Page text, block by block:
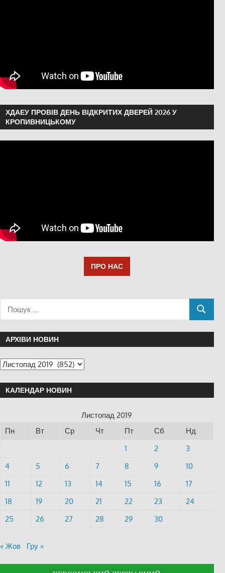
ХДАЕУ ПРОВІВ ДЕНЬ ВІДКРИТИХ ДВЕРЕЙ 2026 У
КРОПИВНИЦЬКОМУ
ПРО НАС
АРХІВИ НОВИН
КАЛЕНДАР НОВИН
Листопад 2019
Пн
Вт Ср Чт Пт Сб
Нд
1
2
3
4
5 6 7 8 9
10
11
12 13 14 15 16
17
18
19 20 21 22 23
24
25
26 27 28 29 30
« Жов Гру »